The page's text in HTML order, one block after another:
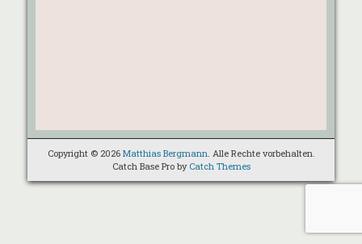
Copyright © 2026 Matthias Bergmann. Alle Rechte vorbehalten.
Catch Base Pro by Catch Themes